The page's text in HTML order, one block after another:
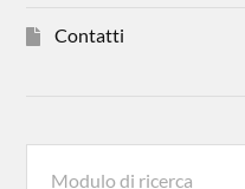
Contatti